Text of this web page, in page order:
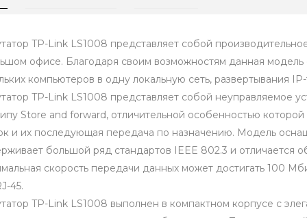
TP-Link LS1008 представляет собой
офисе. Благодаря своим возможностям данная
компьютеров в одну локальную сеть, развертывания
TP-Link LS1008 представляет собой неуправляемое
Store and forward, отличительной особенностью
и их последующая передача по назначению. Модель
большой ряд стандартов IEEE 802.3 и отличается
скорость передачи данных может достигать 100
45.
TP-Link LS1008 выполнен в компактном корпусе с